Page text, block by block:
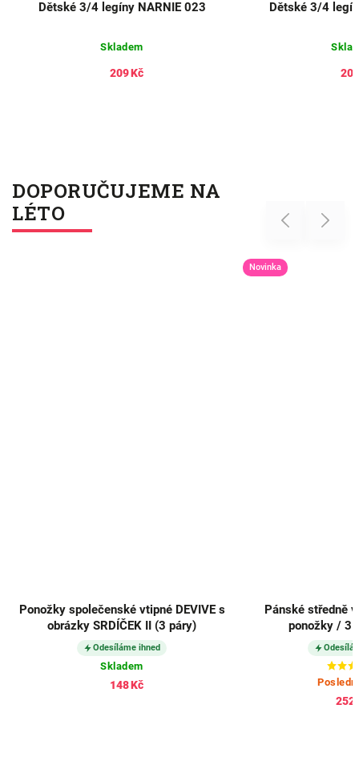
Dětské 3/4 legíny NARNIE 023
Skladem
209 Kč
Dětské 3/4
DOPORUČUJEME NA
LÉTO
Previous
Ponožky společenské vtipné DEVIVE s
obrázky SRDÍČEK II (3 páry)
Odesíláme ihned
Skladem
148 Kč
Novinka
Pánské středně
ponožky / 3
252
Next